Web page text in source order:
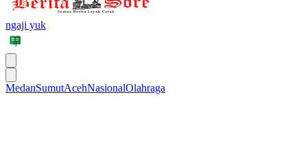
ngaji yuk
MedanSumutAcehNasionalOlahraga